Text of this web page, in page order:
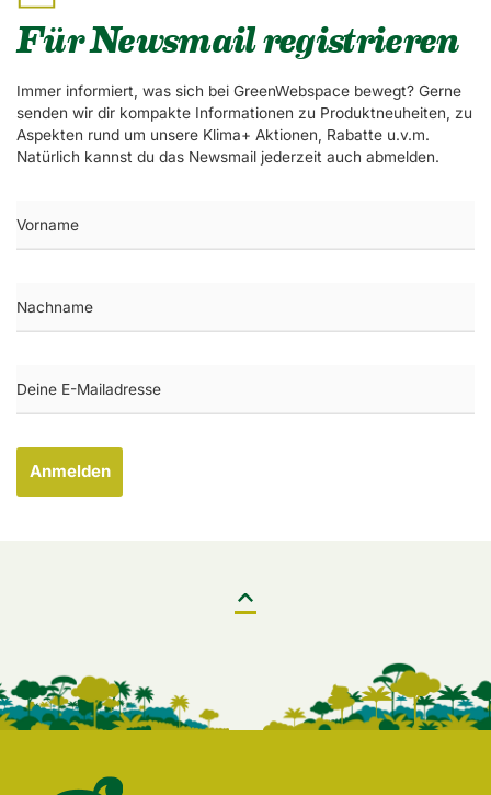
Für Newsmail registrieren
Immer informiert, was sich bei GreenWebspace bewegt? Gerne
senden wir dir kompakte Informationen zu Produktneuheiten, zu
Aspekten rund um unsere Klima+ Aktionen, Rabatte u.v.m.
Natürlich kannst du das Newsmail jederzeit auch abmelden.
Anmelden